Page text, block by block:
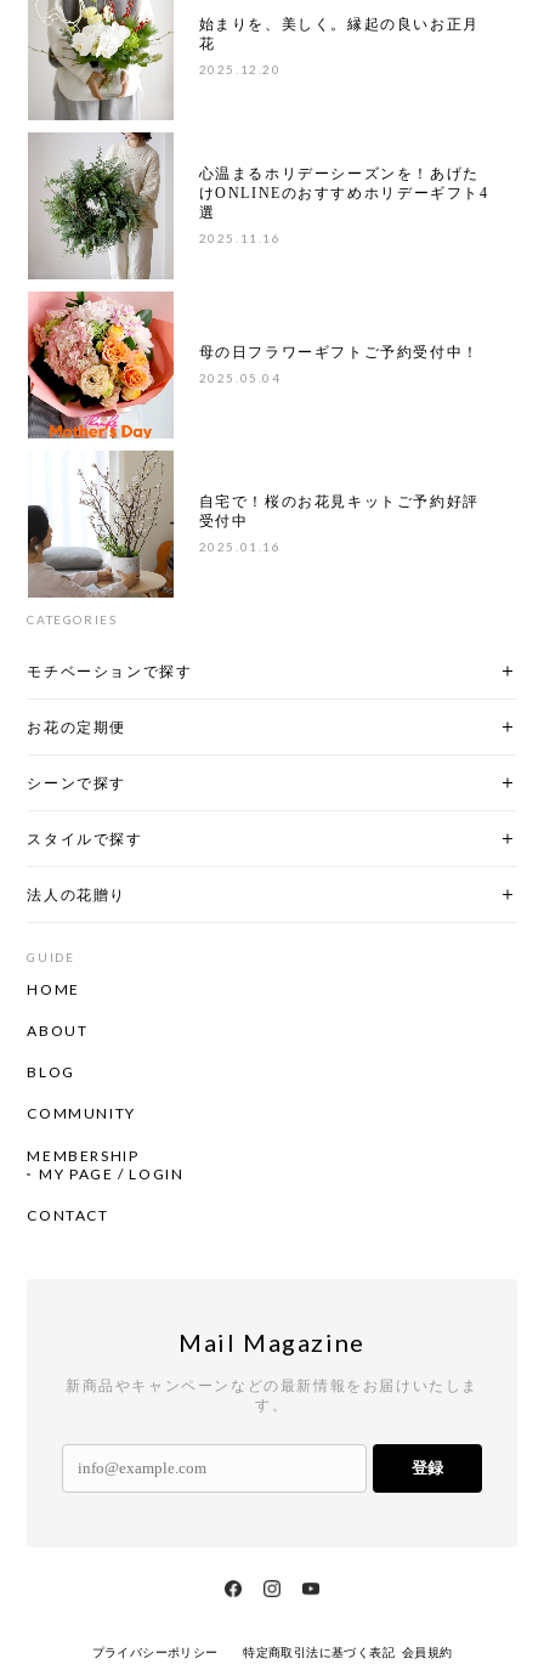
始まりを、美しく。縁起の良いお正月
花
2025.12.20
心温まるホリデーシーズンを！あげた
けONLINEのおすすめホリデーギフト4
選
2025.11.16
母の日フラワーギフトご予約受付中！
2025.05.04
自宅で！桜のお花見キットご予約好評
受付中
2025.01.16
CATEGORIES
モチベーションで探す
お花の定期便
シーンで探す
スタイルで探す
法人の花贈り
GUIDE
HOME
ABOUT
BLOG
COMMUNITY
MEMBERSHIP
MY PAGE / LOGIN
CONTACT
Mail Magazine
新商品やキャンペーンなどの最新情報をお届けいたしま
す。
登録
プライバシーポリシー 特定商取引法に基づく表記 会員規約